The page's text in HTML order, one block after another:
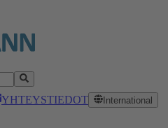
YHTEYSTIEDOT
International